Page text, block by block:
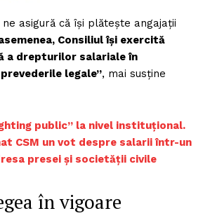
asigură că își plătește angajații
Consiliul își exercită
a drepturilor salariale în
legale”, mai susține
public” la nivel instituțional.
CSM un vot despre salarii într-un
presei și societății civile
în vigoare